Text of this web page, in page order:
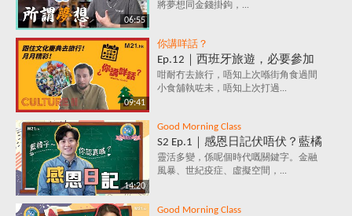
06:55
+金錢+金錢？
將夢想同金錢掛鉤，...
09:41
你講咩話？
Ep.12｜西班牙旅遊，必要參加
的文化慶典活動✈️ 跟住節日去旅
行～月月精彩！
咁耐冇去旅行，唔知上次喺街角食過間
小食舖執咗未，唔知上次打過...
14:20
Good Morning Class
S2 Ep.1｜感恩日記伏唔伏？藍橘
子為你解構，究竟係乜嘢原理，
每天寫低3件感恩事件，就會影
靈活多變，係呢個時代嘅關鍵字。金融
風暴、世紀疫症、虛擬空間，...
Good Morning Class